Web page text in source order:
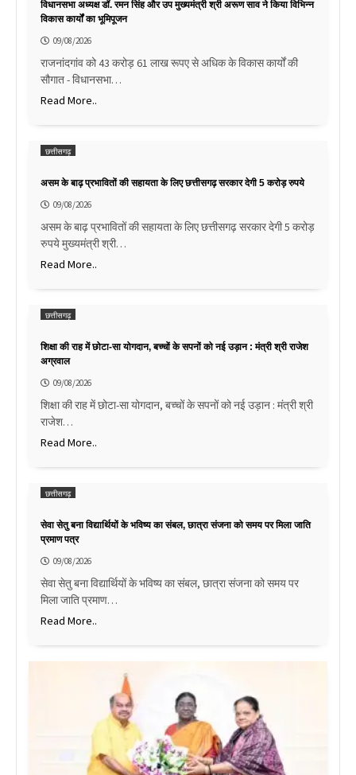
विधानसभा अध्यक्ष डॉ. रमन सिंह और उप मुख्यमंत्री श्री अरूण साव ने किया विभिन्न
विकास कार्यों का भूमिपूजन
09/08/2026
राजनांदगांव को 43 करोड़ 61 लाख रूपए से अधिक के विकास कार्यों की
सौगात - विधानसभा…
Read More..
छत्तीसगढ़
असम के बाढ़ प्रभावितों की सहायता के लिए छत्तीसगढ़ सरकार देगी 5 करोड़ रुपये
09/08/2026
असम के बाढ़ प्रभावितों की सहायता के लिए छत्तीसगढ़ सरकार देगी 5 करोड़
रुपये मुख्यमंत्री श्री…
Read More..
छत्तीसगढ़
शिक्षा की राह में छोटा-सा योगदान, बच्चों के सपनों को नई उड़ान : मंत्री श्री राजेश
अग्रवाल
09/08/2026
शिक्षा की राह में छोटा-सा योगदान, बच्चों के सपनों को नई उड़ान : मंत्री श्री
राजेश…
Read More..
छत्तीसगढ़
सेवा सेतु बना विद्यार्थियों के भविष्य का संबल, छात्रा संजना को समय पर मिला जाति
प्रमाण पत्र
09/08/2026
सेवा सेतु बना विद्यार्थियों के भविष्य का संबल, छात्रा संजना को समय पर
मिला जाति प्रमाण…
Read More..